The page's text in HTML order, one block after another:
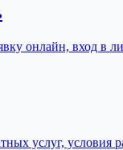
онлайн, вход в
услуг,